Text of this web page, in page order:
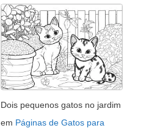
Dois pequenos gatos no jardim
em Páginas de Gatos para